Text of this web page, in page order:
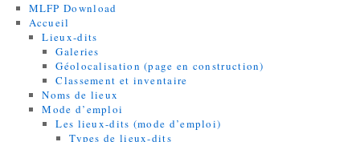
MLFP Download
Accueil
Lieux-dits
Galeries
Géolocalisation (page en construction)
Classement et inventaire
Noms de lieux
Mode d’emploi
Les lieux-dits (mode d’emploi)
Types de lieux-dits